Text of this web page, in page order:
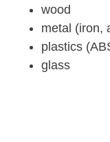
wood
metal (iron,
plastics
glass